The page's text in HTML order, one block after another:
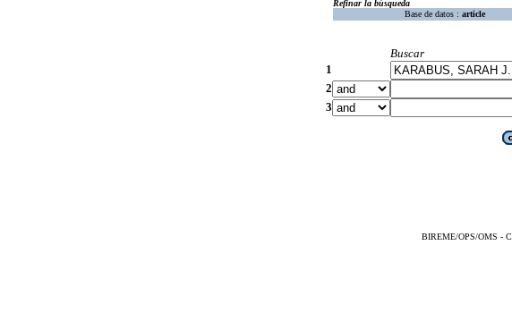
Refinar la búsqueda
Base de datos : article
Buscar
1
2
3
BIREME/OPS/OMS -